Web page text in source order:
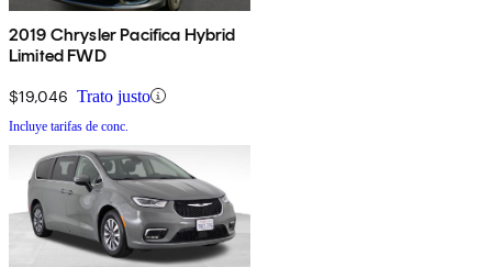
2019 Chrysler Pacifica Hybrid
Limited FWD
$19,046 Trato justo
Incluye tarifas de conc.